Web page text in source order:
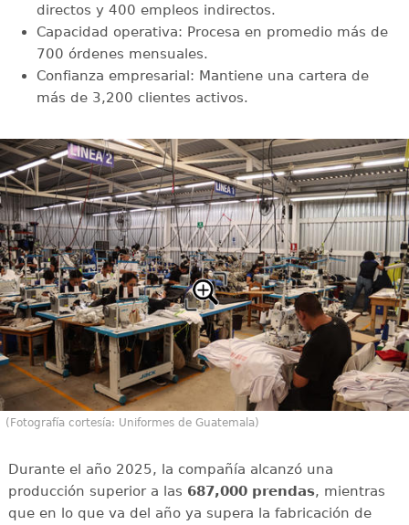
directos y 400 empleos indirectos.
Capacidad operativa: Procesa en promedio más de
700 órdenes mensuales.
Confianza empresarial: Mantiene una cartera de
más de 3,200 clientes activos.
(Fotografía cortesía: Uniformes de Guatemala)
Durante el año 2025, la compañía alcanzó una
producción superior a las 687,000 prendas, mientras
que en lo que va del año ya supera la fabricación de